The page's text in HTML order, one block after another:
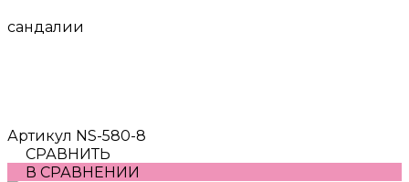
сандалии
Артикул NS-580-8
СРАВНИТЬ
В СРАВНЕНИИ